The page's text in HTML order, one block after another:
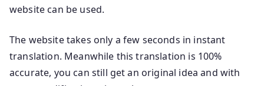
website can be used.
The website takes only a few seconds in instant
translation. Meanwhile this translation is 100%
accurate, you can still get an original idea and with